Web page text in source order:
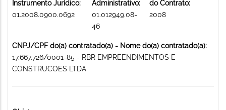
Instrumento Jurídico:
01.2008.0900.0692
Administrativo:
01.012949.08-
46
do Contrato:
2008
CNPJ/CPF do(a) contratado(a) - Nome do(a) contratado(a):
17.667.726/0001-85 - RBR EMPREENDIMENTOS E
CONSTRUCOES LTDA